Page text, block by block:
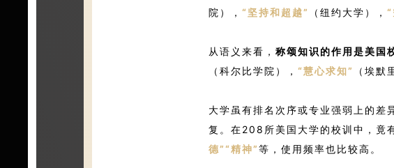
院），“坚持和超越” （纽约大学），
从语义来看，称颂知识的作用是美国
（科尔比学院），“慧心求知” （埃默
大学虽有排名次序或专业强弱上的差
复。在208所美国大学的校训中，竟
德”“精神”等，使用频率也比较高。